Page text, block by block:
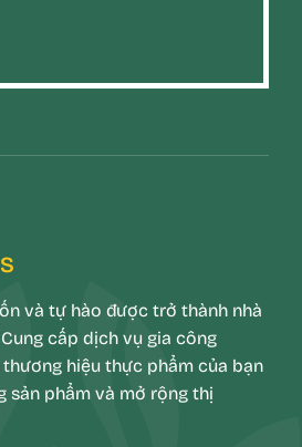
và tự hào được trở thành nhà
Cung cấp dịch vụ gia công
hiệu thực phẩm của bạn
sản phẩm và mở rộng thị